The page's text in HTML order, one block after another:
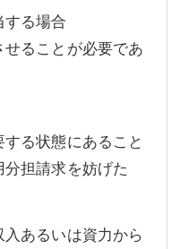
する場合
せることが必要であ
る状態にあること
担請求を妨げた
あるいは資力から